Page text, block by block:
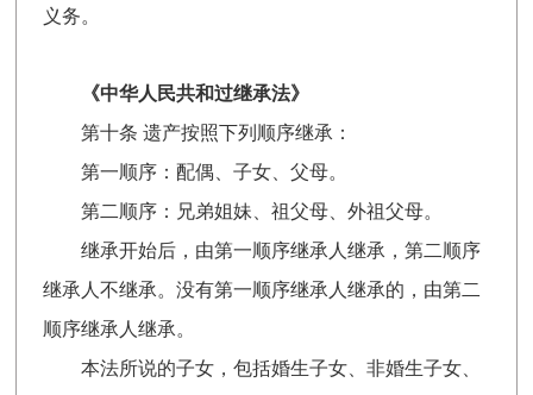
义务。
《中华人民共和过继承法》
第十条 遗产按照下列顺序继承：
第一顺序：配偶、子女、父母。
第二顺序：兄弟姐妹、祖父母、外祖父母。
继承开始后，由第一顺序继承人继承，第二顺序
继承人不继承。没有第一顺序继承人继承的，由第二
顺序继承人继承。
本法所说的子女，包括婚生子女、非婚生子女、